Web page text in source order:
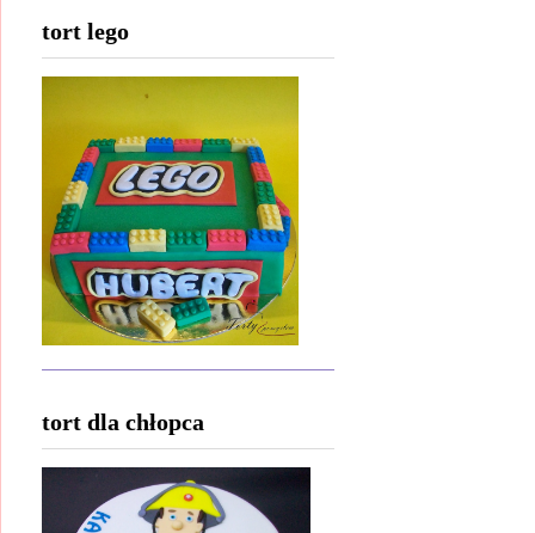
tort lego
tort dla chłopca